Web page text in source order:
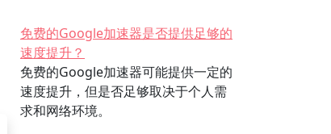
免费的Google加速器是否提供足够的
速度提升？
免费的Google加速器可能提供一定的
速度提升，但是否足够取决于个人需
求和网络环境。